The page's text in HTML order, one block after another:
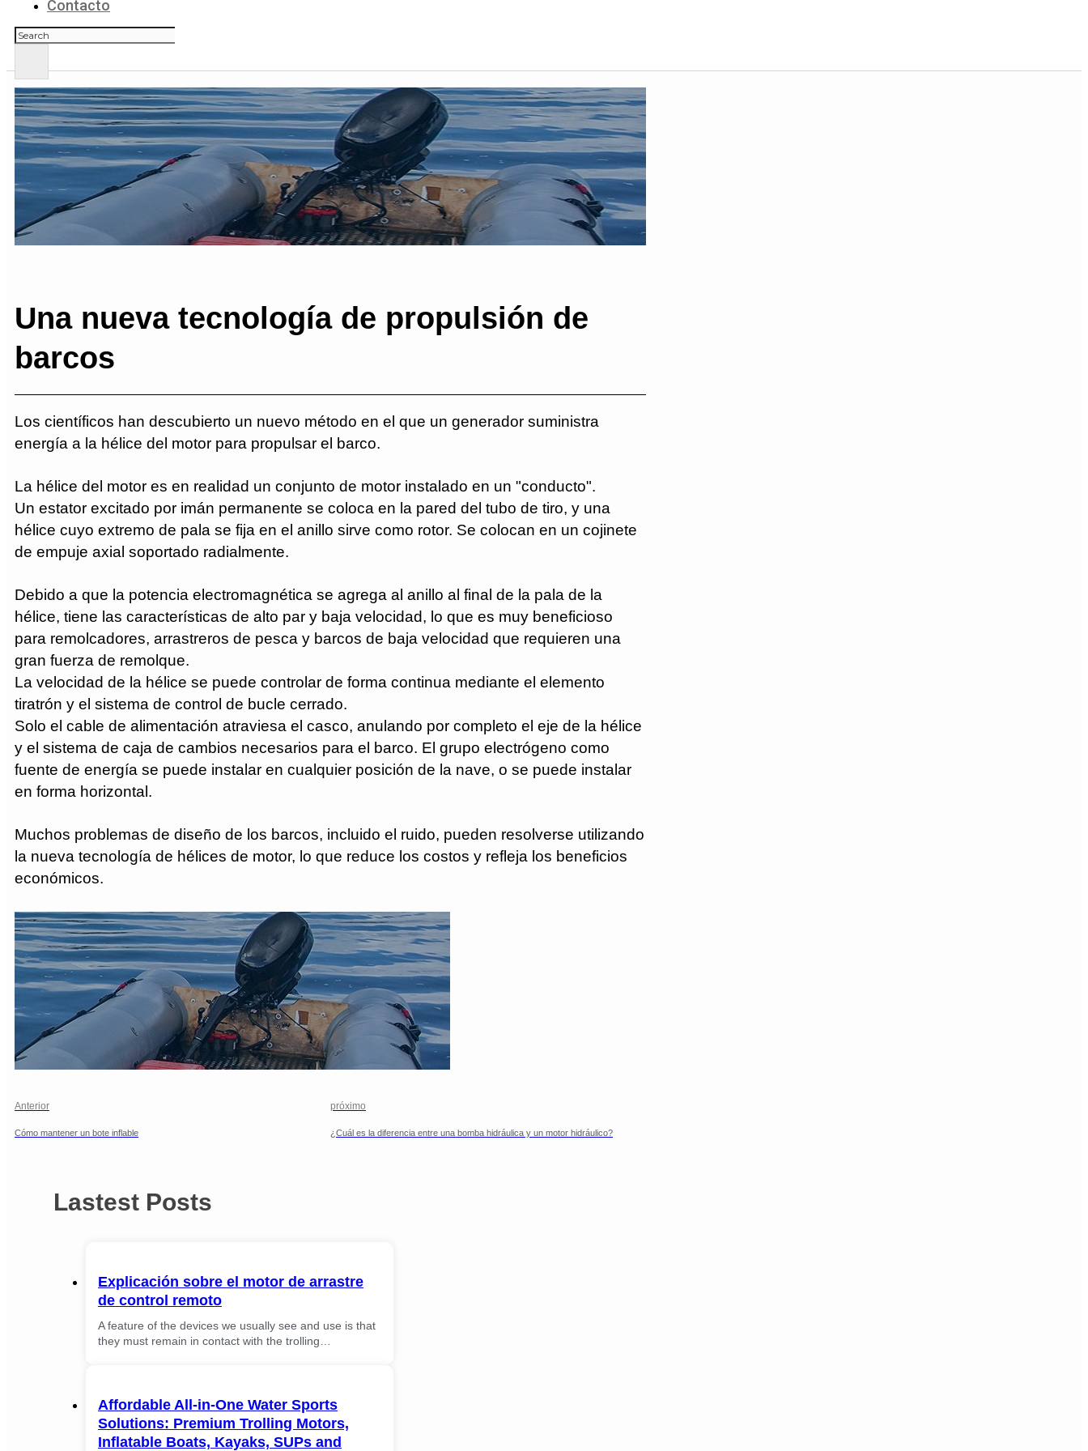
Contacto
Buscar
Una nueva tecnología de propulsión de
barcos
Los científicos han descubierto un nuevo método en el que un generador suministra
energía a la hélice del motor para propulsar el barco.
La hélice del motor es en realidad un conjunto de motor instalado en un "conducto".
Un estator excitado por imán permanente se coloca en la pared del tubo de tiro, y una
hélice cuyo extremo de pala se fija en el anillo sirve como rotor. Se colocan en un cojinete
de empuje axial soportado radialmente.
Debido a que la potencia electromagnética se agrega al anillo al final de la pala de la
hélice, tiene las características de alto par y baja velocidad, lo que es muy beneficioso
para remolcadores, arrastreros de pesca y barcos de baja velocidad que requieren una
gran fuerza de remolque.
La velocidad de la hélice se puede controlar de forma continua mediante el elemento
tiratrón y el sistema de control de bucle cerrado.
Solo el cable de alimentación atraviesa el casco, anulando por completo el eje de la hélice
y el sistema de caja de cambios necesarios para el barco. El grupo electrógeno como
fuente de energía se puede instalar en cualquier posición de la nave, o se puede instalar
en forma horizontal.
Muchos problemas de diseño de los barcos, incluido el ruido, pueden resolverse utilizando
la nueva tecnología de hélices de motor, lo que reduce los costos y refleja los beneficios
económicos.
Anterior
Cómo mantener un bote inflable
próximo
¿Cuál es la diferencia entre una bomba hidráulica y un motor hidráulico?
Lastest Posts
Explicación sobre el motor de arrastre
de control remoto
A feature of the devices we usually see and use is that
they must remain in contact with the trolling…
Affordable All-in-One Water Sports
Solutions: Premium Trolling Motors,
Inflatable Boats, Kayaks, SUPs and